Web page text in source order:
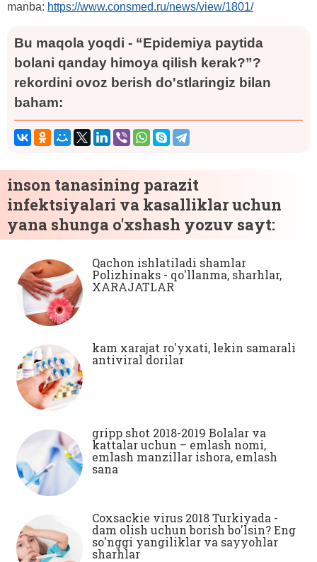
manba: https://www.consmed.ru/news/view/1801/
Bu maqola yoqdi - “Epidemiya paytida
bolani qanday himoya qilish kerak?”?
rekordini ovoz berish do'stlaringiz bilan
baham:
inson tanasining parazit
infektsiyalari va kasalliklar uchun
yana shunga o'xshash yozuv sayt:
Qachon ishlatiladi shamlar
Polizhinaks - qo'llanma, sharhlar,
XARAJATLAR
kam xarajat ro'yxati, lekin samarali
antiviral dorilar
gripp shot 2018-2019 Bolalar va
kattalar uchun – emlash nomi,
emlash manzillar ishora, emlash
sana
Coxsackie virus 2018 Turkiyada -
dam olish uchun borish bo'lsin? Eng
so'nggi yangiliklar va sayyohlar
sharhlar